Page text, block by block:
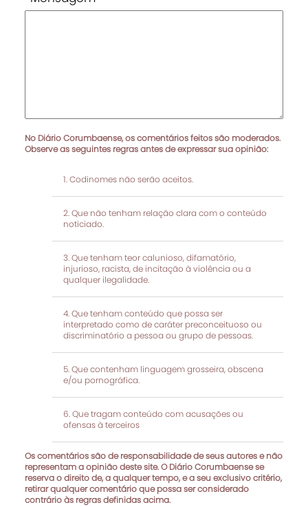
No Diário Corumbaense, os comentários feitos são moderados.
Observe as seguintes regras antes de expressar sua opinião:
Codinomes não serão aceitos.
Que não tenham relação clara com o conteúdo
noticiado.
Que tenham teor calunioso, difamatório,
injurioso, racista, de incitação à violência ou a
qualquer ilegalidade.
Que tenham conteúdo que possa ser
interpretado como de caráter preconceituoso ou
discriminatório a pessoa ou grupo de pessoas.
Que contenham linguagem grosseira, obscena
e/ou pornográfica.
Que tragam conteúdo com acusações ou
ofensas à terceiros
Os comentários são de responsabilidade de seus autores e não
representam a opinião deste site. O Diário Corumbaense se
reserva o direito de, a qualquer tempo, e a seu exclusivo critério,
retirar qualquer comentário que possa ser considerado
contrário às regras definidas acima.